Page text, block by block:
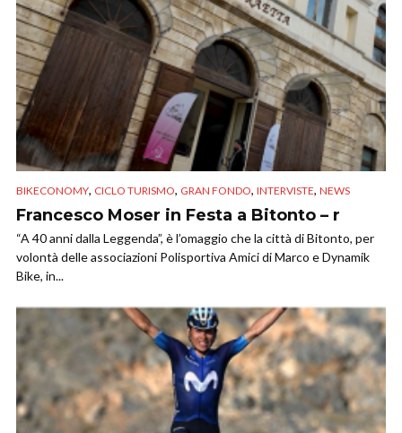
BIKECONOMY, CICLO TURISMO, GRAN FONDO, INTERVISTE, NEWS
Francesco Moser in Festa a Bitonto – r
“A 40 anni dalla Leggenda”, è l’omaggio che la città di Bitonto, per
volontà delle associazioni Polisportiva Amici di Marco e Dynamik
Bike, in...